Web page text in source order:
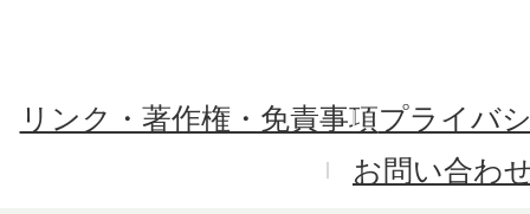
リンク・著作権・免責事項プライバ
お問い合わ